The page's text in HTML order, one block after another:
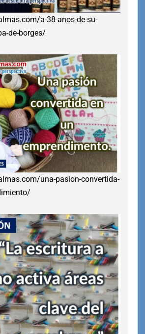
a-38-anos-de-su-
de-borges/
una-pasion-convertida-